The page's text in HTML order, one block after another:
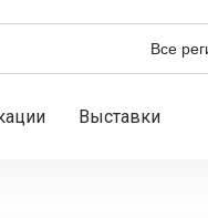
Выставки